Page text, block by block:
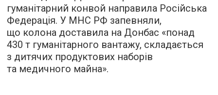
гуманітарний конвой направила Російська
Федерація. У МНС РФ запевняли,
що колона доставила на Донбас «понад
430 т гуманітарного вантажу, складається
з дитячих продуктових наборів
та медичного майна».